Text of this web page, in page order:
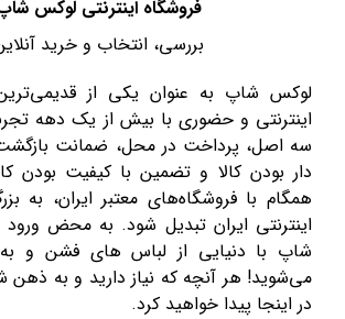
فروشگاه اینترنتی لوکس
بررسی، انتخاب و خرید
لوکس شاپ به عنوان یکی از
اینترنتی و حضوری با بیش از یک دهه
سه اصل، پرداخت در محل، ضمانت
دار بودن کالا و تضمین با کیفیت بودن
همگام با فروشگاه‌های معتبر ایران، به
اینترنتی ایران تبدیل شود. به محض
شاپ با دنیایی از لباس های فشن و
می‌شوید! هر آنچه که نیاز دارید و به ذهن
در اینجا پیدا خواهید کرد.